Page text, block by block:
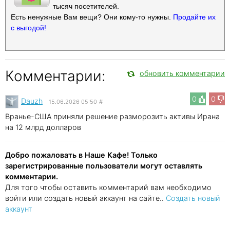
тысяч посетителей.
Есть ненужные Вам вещи? Они кому-то нужны. Продайте их
с выгодой!
Комментарии: обновить комментарии
0 0
Dauzh 15.06.2026 05:50 #
Вранье-США приняли решение разморозить активы Ирана
на 12 млрд долларов
Добро пожаловать в Наше Кафе! Только
зарегистрированные пользователи могут оставлять
комментарии.
Для того чтобы оставить комментарий вам необходимо
войти или создать новый аккаунт на сайте.. Создать новый
аккаунт